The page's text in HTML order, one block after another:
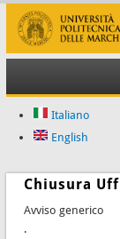
Italiano
English
Chiusura
Avviso generico
.